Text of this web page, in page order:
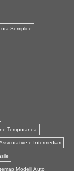
Semplice
Temporanea
e Intermediari
Modelli Auto